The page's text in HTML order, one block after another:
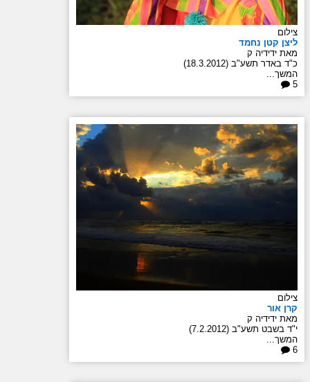
צילום
ליצן קטן נחמד
מאת ידידיה ק
כ"ד באדר תשע"ב (18.3.2012)
המשך...
5
צילום
קרן אור
מאת ידידיה ק
י"ד בשבט תשע"ב (7.2.2012)
המשך...
6